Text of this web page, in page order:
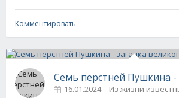
Комментировать
Семь перстней Пушкина -
16.01.2024 Из жизни